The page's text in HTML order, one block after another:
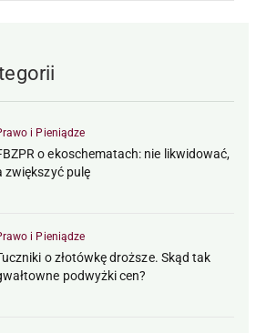
i Pieniądze
o ekoschematach: nie likwidować,
zwiększyć pulę
i Pieniądze
o złotówkę droższe. Skąd tak
podwyżki cen?